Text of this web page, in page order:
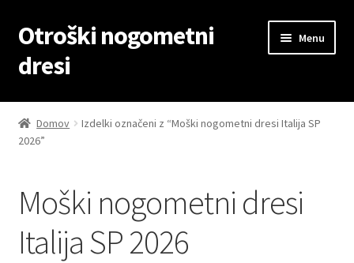
Skip
to
navigation
Skip
to
content
Otroški nogometni
dresi
Menu
Domov
Blog
Košarica
Domov
Izdelki označeni z “Moški nogometni dresi Italija SP
2026”
Moški nogometni dresi
Italija SP 2026